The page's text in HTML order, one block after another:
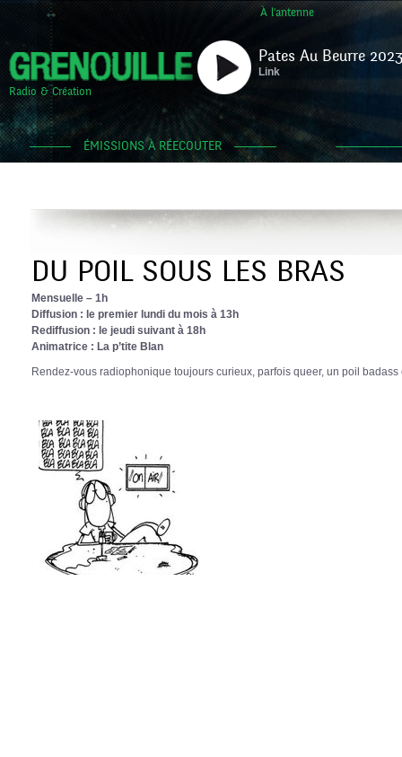
À l'antenne
Radio & Création
Pates Au Beurre
Link
ÉMISSIONS À RÉECOUTER
DU POIL SOUS LES BRAS
Mensuelle – 1h
Diffusion : le premier lundi du mois à 13h
Rediffusion : le jeudi suivant à 18h
Animatrice : La p’tite Blan
Rendez-vous radiophonique toujours curieux, parfois queer, un poil badass